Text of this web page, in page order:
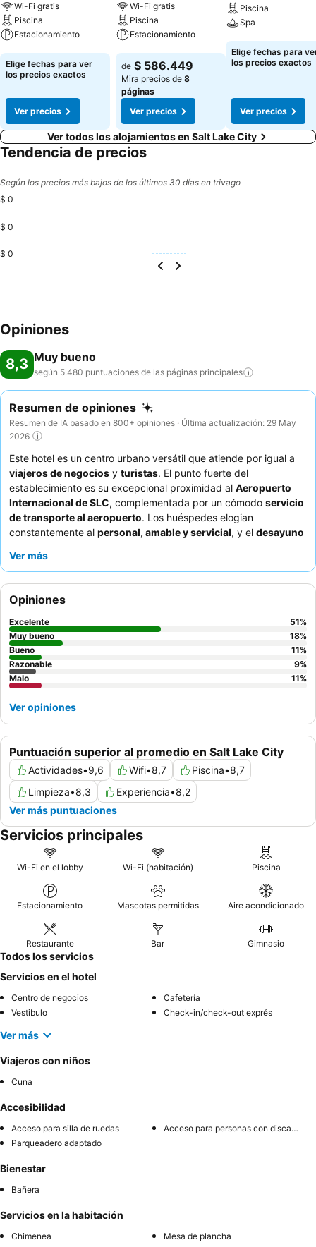
Wi-Fi gratis
Piscina
Estacionamiento
Ver precios
Elige fechas para ver
los precios exactos
Ver precios
Wi-Fi gratis
Piscina
Estacionamiento
Ver precios
de $ 586.449
Mira precios de 8
páginas
Ver precios
Piscina
Spa
Ver precios
Elige fechas para
los precios exactos
Ver precios
Ver todos los alojamientos en Salt Lake City
Tendencia de precios
Según los precios más bajos de los últimos 30 días en trivago
$ 0
$ 0
$ 0
Opiniones
8,3 Muy bueno
según 5.480 puntuaciones de las páginas principales
Resumen de opiniones
Resumen de IA basado en 800+ opiniones · Última actualización: 29 May
2026
Este hotel es un centro urbano versátil que atiende por igual a
viajeros de negocios y turistas. El punto fuerte del
establecimiento es su excepcional proximidad al Aeropuerto
Internacional de SLC, complementada por un cómodo servicio
de transporte al aeropuerto. Los huéspedes elogian
constantemente al personal, amable y servicial, y el desayuno
selección de productos de calidad. Para una experiencia
con una vista agradable.
Ver más
Puntuación superior al promedio en Salt Lake City
Actividades•9,6 Wifi•8,7 Piscina•8,7
Limpieza•8,3 Experiencia•8,2
Ver más puntuaciones
Opiniones
Excelente 51%
Muy bueno
18%
Bueno
11%
Razonable
9%
Malo
11%
Ver opiniones
Servicios principales
Wi-Fi en el lobby Wi-Fi (habitación) Piscina
Estacionamiento Mascotas permitidas Aire acondicionado
Restaurante Bar Gimnasio
Todos los servicios
Servicios en el hotel
Centro de negocios
Cafetería
Vestibulo
Check-in/check-out exprés
Ver más
Viajeros con niños
Cuna
Accesibilidad
Acceso para silla de ruedas
Acceso para personas con discapacidad
Parqueadero adaptado
Bienestar
Bañera
Servicios en la habitación
Chimenea
Mesa de plancha